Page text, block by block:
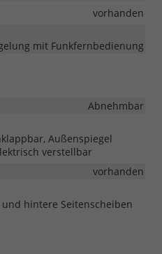
vorhanden
mit Funkfernbedienung
Abnehmbar
Außenspiegel
verstellbar
vorhanden
und hintere Seitenscheiben